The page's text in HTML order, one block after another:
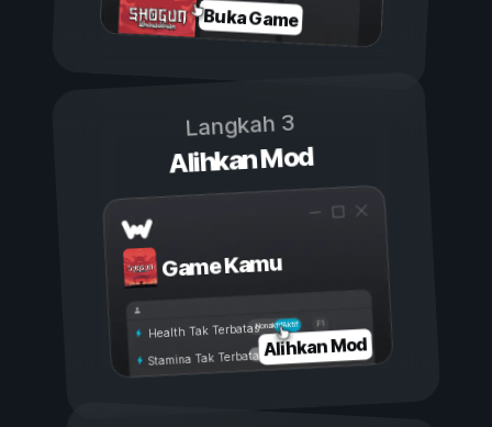
Buka Game
Langkah 3
Alihkan Mod
Game Kamu
Aktif
Nonaktif
Health Tak Terbatas
Stamina Tak TerbatasAlihkan Mod